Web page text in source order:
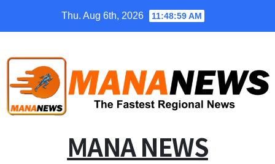
Thu. Aug 6th, 2026 11:48:59 AM
MANA NEWS